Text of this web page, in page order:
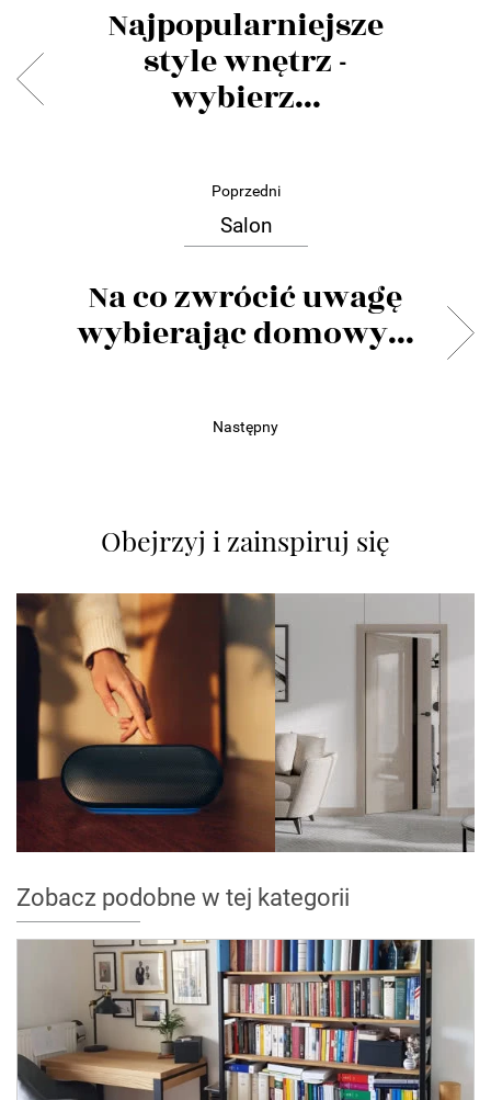
Najpopularniejsze
style wnętrz -
wybierz...
Poprzedni
Salon
Na co zwrócić uwagę
wybierając domowy...
Następny
Obejrzyj i zainspiruj się
Zobacz podobne w tej kategorii